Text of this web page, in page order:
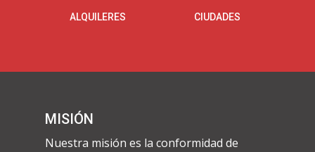
ALQUILERES CIUDADES
MISIÓN
Nuestra misión es la conformidad de